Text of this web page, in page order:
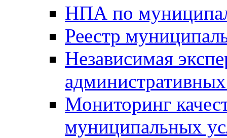
НПА по
Реестр
Независимая
Мониторинг
муниципальных